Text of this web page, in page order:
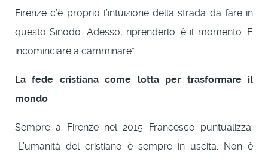
Firenze c’è proprio l’intuizione della strada da fare in
questo Sinodo. Adesso, riprenderlo: è il momento. E
incominciare a camminare”.
La fede cristiana come lotta per trasformare il
mondo
Sempre a Firenze nel 2015 Francesco puntualizza:
“L’umanità del cristiano è sempre in uscita. Non è